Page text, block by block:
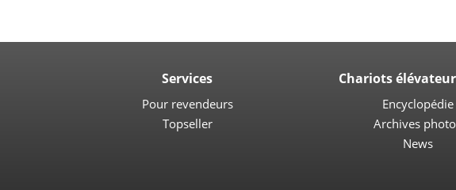
Services
Pour revendeurs
Topseller
Chariots
Encyclopédie
Archives
News